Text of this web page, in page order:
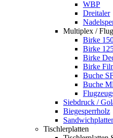
WBP
Dreitaler
Multiplex /
Birke
Birke
Birke
Birke
Buche
Buche
Siebdruck /
Biegesperrholz
Tischlerplatten